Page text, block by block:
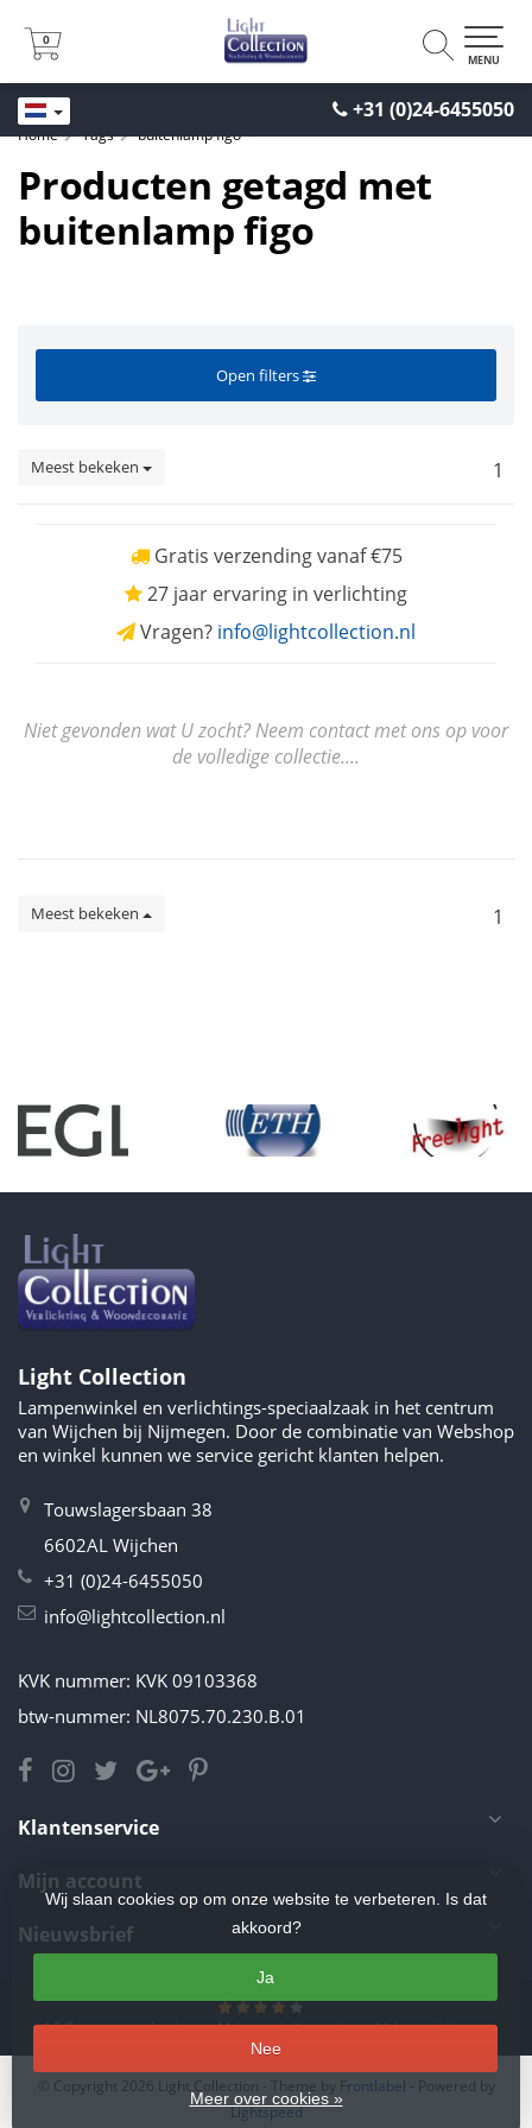
+31 (0)24-6455050
0
0
MENU
Home Tags buitenlamp figo
Producten getagd met
buitenlamp figo
Open filters
Meest bekeken 1
Gratis verzending vanaf €75
27 jaar ervaring in verlichting
Vragen? info@lightcollection.nl
Niet gevonden wat U zocht? Neem contact met ons op voor
de volledige collectie....
Meest bekeken 1
Light Collection
Lampenwinkel en verlichtings-speciaalzaak in het centrum
van Wijchen bij Nijmegen. Door de combinatie van Webshop
en winkel kunnen we service gericht klanten helpen.
Touwslagersbaan 38
6602AL Wijchen
+31 (0)24-6455050
info@lightcollection.nl
KVK nummer: KVK 09103368
btw-nummer: NL8075.70.230.B.01
Klantenservice
Mijn account
Nieuwsbrief
4.5/5sterren op basis van11beoordelingen.Lees 11 beoordelingen
Wij slaan cookies op om onze website te verbeteren. Is dat
akkoord?
Ja
Nee
Meer over cookies »
© Copyright 2026 Light Collection - Theme by Frontlabel - Powered by
Lightspeed